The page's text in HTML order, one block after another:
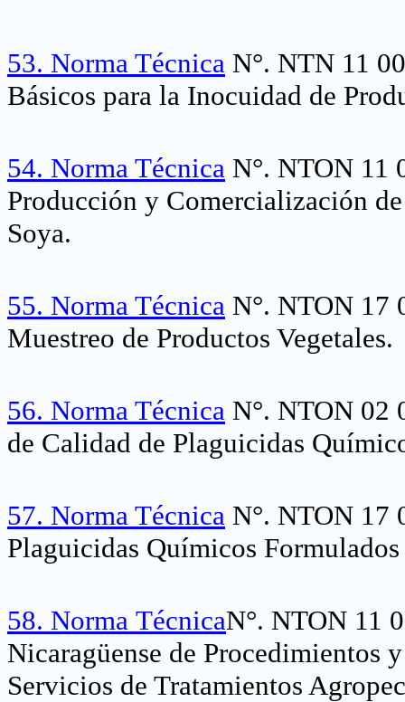
53. Norma Técnica N°. NTN 11
Básicos para la Inocuidad de
54. Norma Técnica N°. NTON 11
Producción y Comercialización
Soya.
55. Norma Técnica N°. NTON 17
Muestreo de Productos Vegetales.
56. Norma Técnica N°. NTON 02
de Calidad de Plaguicidas
57. Norma Técnica N°. NTON 17
Plaguicidas Químicos
58. Norma TécnicaN°. NTON 11
Nicaragüense de Procedimientos
Servicios de Tratamientos